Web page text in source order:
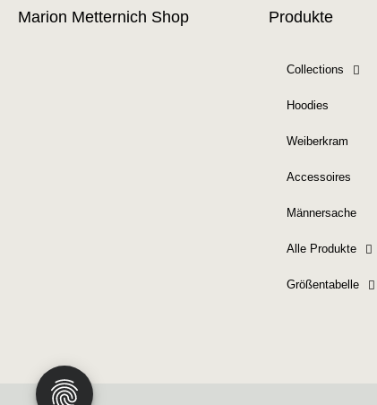
Marion Metternich Shop Produkte
Collections
Hoodies
Weiberkram
Accessoires
Männersache
Alle Produkte
Größentabelle